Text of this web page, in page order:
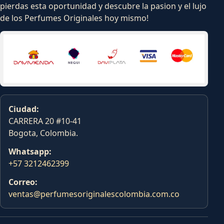
pierdas esta oportunidad y descubre la pasion y el lujo
de los Perfumes Originales hoy mismo!
Ciudad:
CARRERA 20 #10-41
Bogota, Colombia.
Whatsapp:
+57 3212462399
Correo:
ventas@perfumesoriginalescolombia.com.co